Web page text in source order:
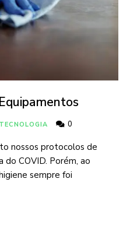
TECNOLOGIA 0
nossos protocolos de
do COVID. Porém, ao
sempre foi